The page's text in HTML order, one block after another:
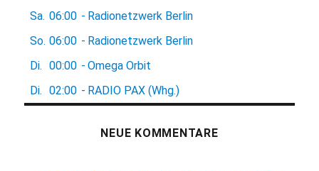
Sa. 06:00 - Radionetzwerk Berlin
So. 06:00 - Radionetzwerk Berlin
Di.
00:00 - Omega Orbit
Di.
02:00 - RADIO PAX (Whg.)
NEUE KOMMENTARE